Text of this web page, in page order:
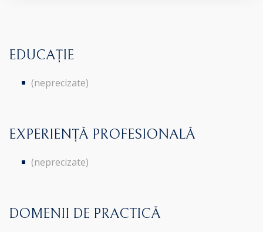
EDUCAȚIE
(neprecizate)
EXPERIENȚĂ PROFESIONALĂ
(neprecizate)
DOMENII DE PRACTICĂ